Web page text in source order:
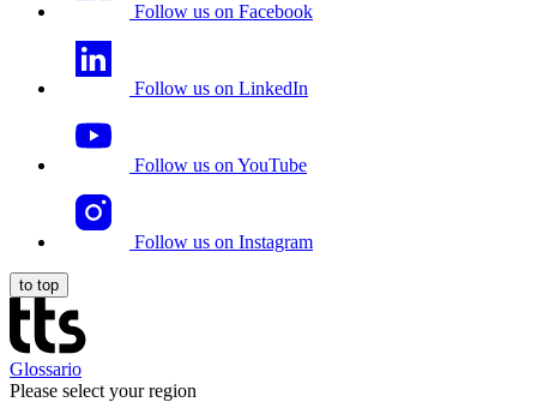
Follow us on Facebook
Follow us on LinkedIn
Follow us on YouTube
Follow us on Instagram
to top
Glossario
Please select your region